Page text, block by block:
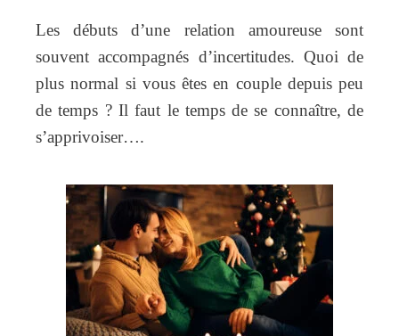
Les débuts d’une relation amoureuse sont
souvent accompagnés d’incertitudes. Quoi de
plus normal si vous êtes en couple depuis peu
de temps ? Il faut le temps de se connaître, de
s’apprivoiser….